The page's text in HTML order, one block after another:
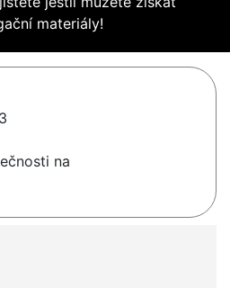
materiály!
na